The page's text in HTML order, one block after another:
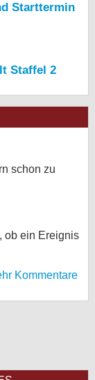
Starttermin
Staffel 2
schon zu
ob ein Ereignis
Kommentare